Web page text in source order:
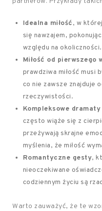
Idealna miłość, w
się nawzajem,
względu na okoliczności.
Miłość od pierwszego
prawdziwa miłość musi
co nie zawsze znajduje
rzeczywistości.
Kompleksowe
często wiąże się z
przeżywają skrajne
myślenia, że miłość
Romantyczne gesty,
nieoczekiwane
codziennym życiu są
Warto zauważyć, że te